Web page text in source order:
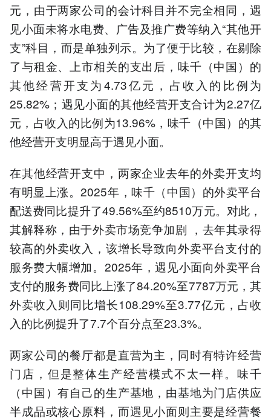
元，由于两家公司的会计科目并不完全相同，遇
见小面未将水电费、广告及推广费等纳入“其他开
支”科目，而是单独列示。为了便于比较，在剔除
了与租金、上市相关的支出后，味千（中国）的
其他经营开支为4.73亿元，占收入的比例为
25.82%；遇见小面的其他经营开支合计为2.27亿
元，占收入的比例为13.96%，味千（中国）的其
他经营开支明显高于遇见小面。
在其他经营开支中，两家企业去年的外卖开支均
有明显上涨。2025年，味千（中国）的外卖平台
配送费同比提升了49.56%至约8510万元。对此，
其解释称，由于外卖市场竞争加剧 ，去年其录得
较高的外卖收入，该增长导致向外卖平台支付的
服务费大幅增加。2025年，遇见小面向外卖平台
支付的服务费同比上涨了84.20%至7787万元，其
外卖收入则同比增长108.29%至3.77亿元，占收
入的比例提升了7.7个百分点至23.3%。
两家公司的餐厅都是直营为主，同时有特许经营
门店，但是整体生产经营模式不太一样。味千
（中国）有自己的生产基地，由基地为门店供应
半成品或核心原料，而遇见小面则主要是经营餐